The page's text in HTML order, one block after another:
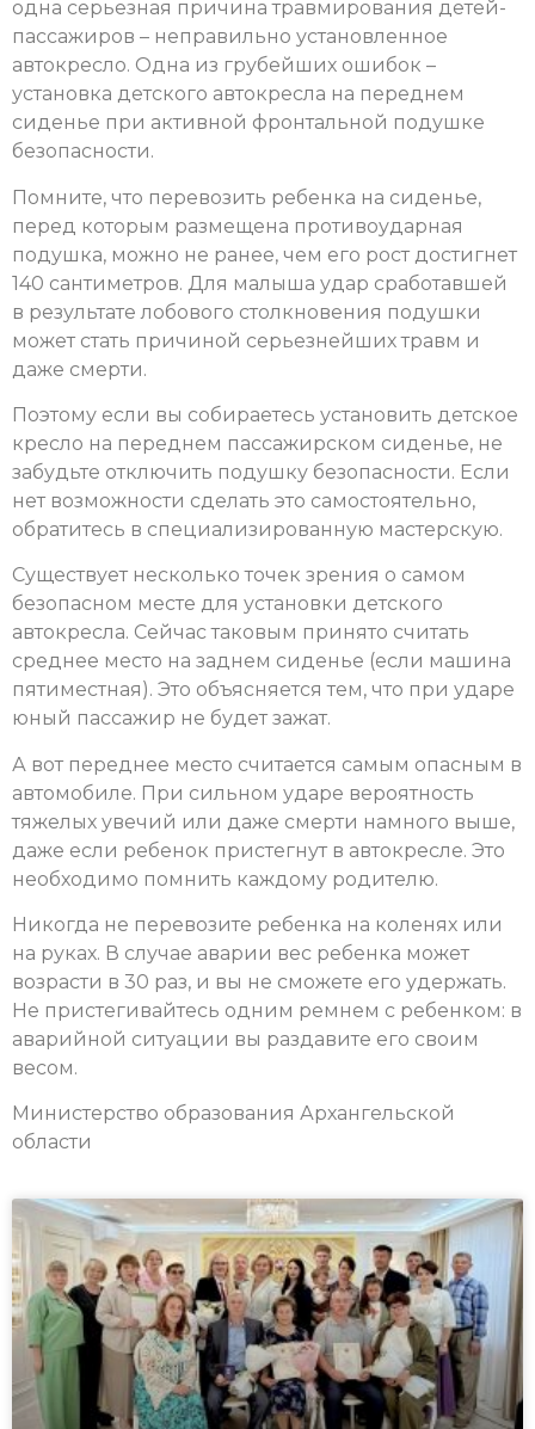
одна серьезная причина травмирования детей-
пассажиров – неправильно установленное
автокресло. Одна из грубейших ошибок –
установка детского автокресла на переднем
сиденье при активной фронтальной подушке
безопасности.
Помните, что перевозить ребенка на сиденье,
перед которым размещена противоударная
подушка, можно не ранее, чем его рост достигнет
140 сантиметров. Для малыша удар сработавшей
в результате лобового столкновения подушки
может стать причиной серьезнейших травм и
даже смерти.
Поэтому если вы собираетесь установить детское
кресло на переднем пассажирском сиденье, не
забудьте отключить подушку безопасности. Если
нет возможности сделать это самостоятельно,
обратитесь в специализированную мастерскую.
Существует несколько точек зрения о самом
безопасном месте для установки детского
автокресла. Сейчас таковым принято считать
среднее место на заднем сиденье (если машина
пятиместная). Это объясняется тем, что при ударе
юный пассажир не будет зажат.
А вот переднее место считается самым опасным в
автомобиле. При сильном ударе вероятность
тяжелых увечий или даже смерти намного выше,
даже если ребенок пристегнут в автокресле. Это
необходимо помнить каждому родителю.
Никогда не перевозите ребенка на коленях или
на руках. В случае аварии вес ребенка может
возрасти в 30 раз, и вы не сможете его удержать.
Не пристегивайтесь одним ремнем с ребенком: в
аварийной ситуации вы раздавите его своим
весом.
Министерство образования Архангельской
области